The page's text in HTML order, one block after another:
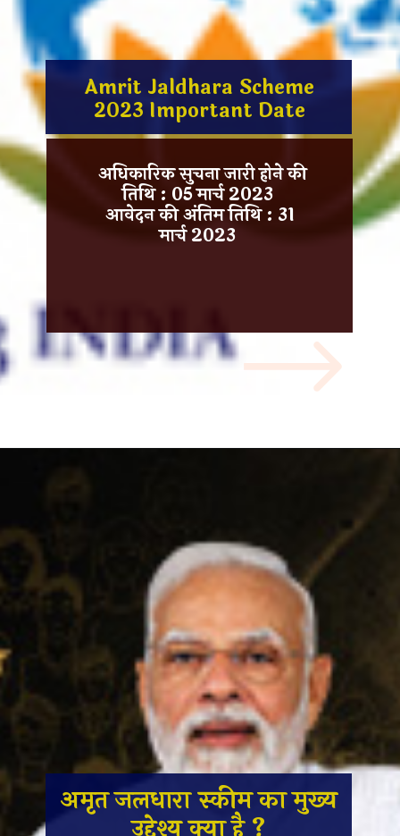
Amrit Jaldhara Scheme
2023 Important Date
अधिकारिक सुचना जारी होने की
तिथि : 05 मार्च 2023
आवेदन की अंतिम तिथि : 31
मार्च 2023
अमृत जलधारा स्कीम का मुख्य